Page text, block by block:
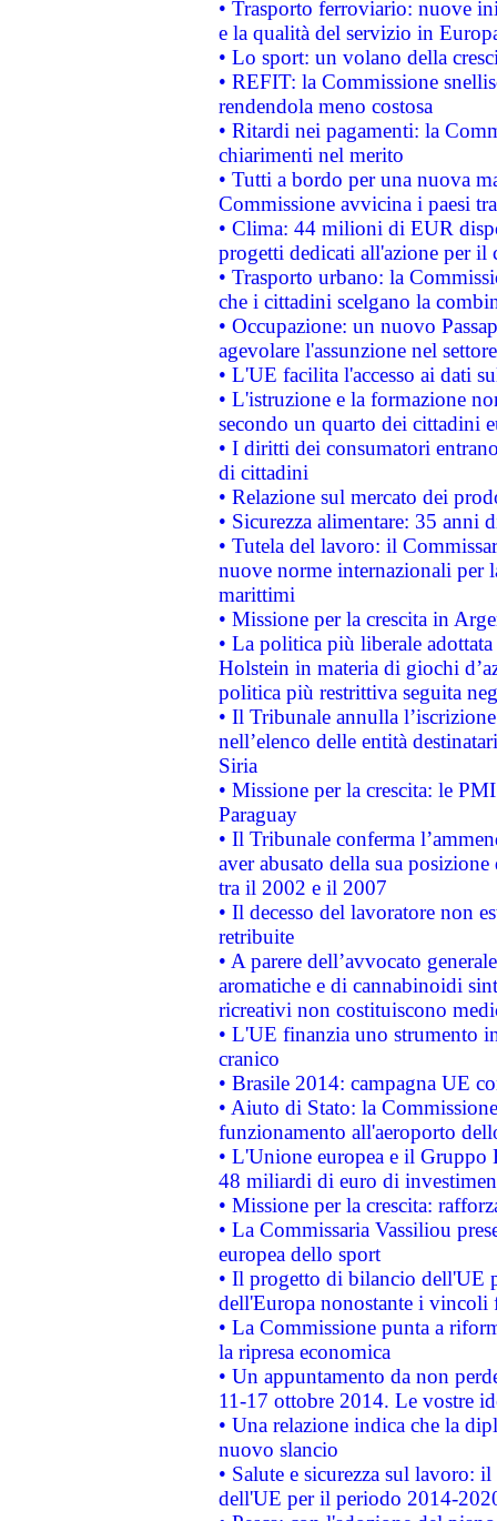
• Trasporto ferroviario: nuove
e la qualità del servizio in
• Lo sport: un volano della
• REFIT: la Commissione
rendendola meno costosa
• Ritardi nei pagamenti: la
chiarimenti nel merito
• Tutti a bordo per una nuova
Commissione avvicina i paesi
• Clima: 44 milioni di EUR
progetti dedicati all'azione per il
• Trasporto urbano: la
che i cittadini scelgano la
• Occupazione: un nuovo
agevolare l'assunzione nel
• L'UE facilita l'accesso ai dati
• L'istruzione e la formazione
secondo un quarto dei cittadini
• I diritti dei consumatori
di cittadini
• Relazione sul mercato dei
• Sicurezza alimentare: 35 anni
• Tutela del lavoro: il
nuove norme internazionali per
marittimi
• Missione per la crescita in
• La politica più liberale
Holstein in materia di giochi
politica più restrittiva seguita
• Il Tribunale annulla
nell’elenco delle entità
Siria
• Missione per la crescita: le
Paraguay
• Il Tribunale conferma
aver abusato della sua
tra il 2002 e il 2007
• Il decesso del lavoratore non
retribuite
• A parere dell’avvocato
aromatiche e di cannabinoidi
ricreativi non costituiscono
• L'UE finanzia uno strumento
cranico
• Brasile 2014: campagna UE
• Aiuto di Stato: la
funzionamento all'aeroporto
• L'Unione europea e il
48 miliardi di euro di
• Missione per la crescita:
• La Commissaria Vassiliou
europea dello sport
• Il progetto di bilancio dell'UE
dell'Europa nonostante i vincoli
• La Commissione punta a
la ripresa economica
• Un appuntamento da non
11-17 ottobre 2014. Le vostre
• Una relazione indica che la
nuovo slancio
• Salute e sicurezza sul lavoro:
dell'UE per il periodo 2014-